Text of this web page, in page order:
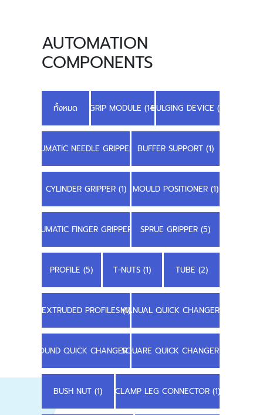
AUTOMATION
COMPONENTS
ทั้งหมด GRIP MODULE (14)BULGING DEVICE (1)
PNEUMATIC NEEDLE GRIPPER (2)BUFFER SUPPORT (1)
CYLINDER GRIPPER (1) MOULD POSITIONER (1)
PNEUMATIC FINGER GRIPPER (1)SPRUE GRIPPER (5)
PROFILE (5) T-NUTS (1) TUBE (2)
EXTRUDED PROFILES (1)MANUAL QUICK CHANGER (1)
ROUND QUICK CHANGER (1)SQUARE QUICK CHANGER (1)
BUSH NUT (1) CLAMP LEG CONNECTOR (1)